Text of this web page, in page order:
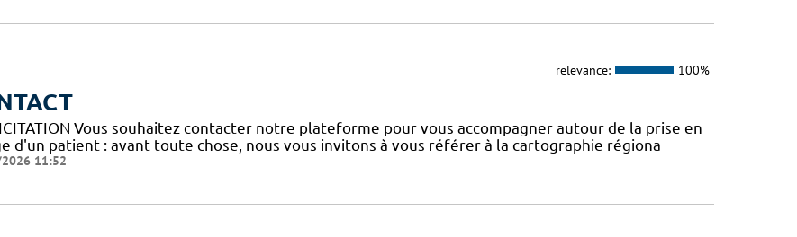
relevance: 100%
Vous souhaitez contacter notre plateforme pour vous accompagner autour de la prise en
d'un patient : avant toute chose, nous vous invitons à vous référer à la cartographie régiona
11:52